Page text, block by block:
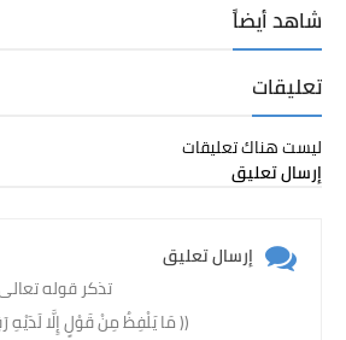
شاهد أيضاً
تعليقات
ليست هناك تعليقات
إرسال تعليق
إرسال تعليق
تذكر قوله
(( مَا يَلْفِظُ مِنْ قَوْلٍ إِلَّا لَدَيْهِ